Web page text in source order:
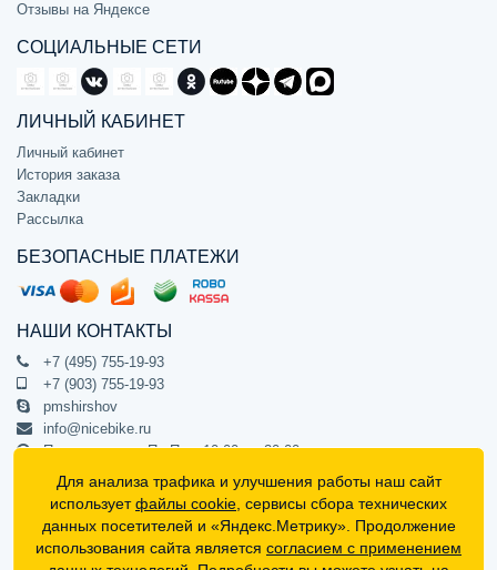
Отзывы на Яндексе
СОЦИАЛЬНЫЕ СЕТИ
ЛИЧНЫЙ КАБИНЕТ
Личный кабинет
История заказа
Закладки
Рассылка
БЕЗОПАСНЫЕ ПЛАТЕЖИ
НАШИ КОНТАКТЫ
+7 (495) 755-19-93
+7 (903) 755-19-93
pmshirshov
info@nicebike.ru
Прием звонков Пн-Пт с 10:00 до 20:00
ПВЗ Пн-Пт с 10:00 до 20:00
г. Москва, ул. Барклая 13с1
подъезд 1, цокольный этаж, офис 1
Официальный интернет-магазин NiceBike © 2012 - 2026
Для анализа трафика и улучшения работы наш сайт
используетфайлы cookie , сервисы сбора технических
данных посетителей и «Яндекс.Метрику». Продолжение
использования сайта является согласием с применением